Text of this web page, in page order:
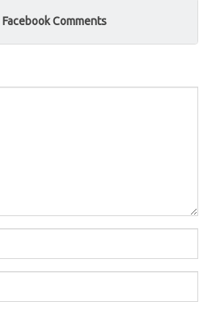
Facebook Comments